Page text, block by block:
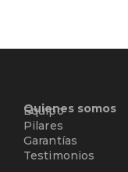
Quienes somos
Equipo
Pilares
Garantías
Testimonios